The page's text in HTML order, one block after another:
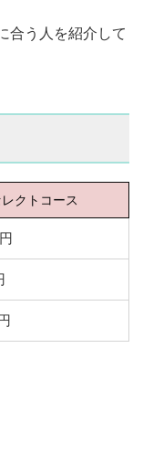
合う人を紹介して
クトコース